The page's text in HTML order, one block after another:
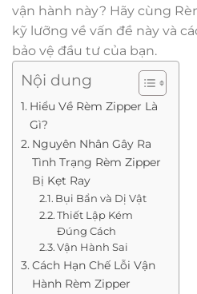
vận hành này? Hãy cùng
kỹ lưỡng về vấn đề này và
bảo vệ đầu tư của bạn.
Nội dung
Hiểu Về Rèm Zipper Là
Gì?
Nguyên Nhân Gây Ra
Tình Trạng Rèm Zipper
Bị Kẹt Ray
Bụi Bẩn và Dị Vật
Thiết Lập Kém
Đúng Cách
Vận Hành Sai
Cách Hạn Chế Lỗi Vận
Hành Rèm Zipper